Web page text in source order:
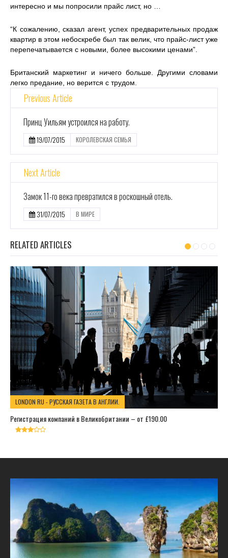
интересно и мы попросили прайс лист, но …
“К сожалению, сказал агент, успех предварительных продаж
квартир в этом небоскребе был так велик, что прайс-лист уже
перепечатывается с новыми, более высокими ценами”.
Британский маркетинг и ничего больше. Другими словами
легко предание, но верится с трудом.
Previous Article
Принц Уильям устроился на работу.
19/07/2015 КОРОЛЕВСКАЯ СЕМЬЯ
Next Article
Замок 11-го века превратился в роскошный отель.
31/07/2015 В МИРЕ
RELATED ARTICLES
LONDON RU - РУССКАЯ ГАЗЕТА В АНГЛИИ.
Регистрация компаний в Великобритании – от £190.00